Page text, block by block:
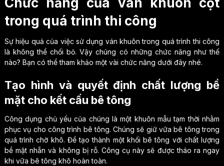
trong quá trình thi công
Sự hiệu quả của việc sử dụng ván khuôn trong quá trình thi công
là không thể chối bỏ. Vậy chúng có những chức năng như thế
nào? Bạn có thể tham khảo một vài chức năng dưới đây nhé.
Tạo hình và quyết định chất lượng bề
mặt cho kết cấu bê tông
Công dụng chủ yếu của chúng là một khuôn mẫu tạm thời nhằm
phục vụ cho công trình bê tông. Chúng sẽ giữ vữa bê tông trong
quá trình chờ khô. Để tạo thành một khối bê tông với chất lượng
bề mặt nhẵn và không bị rỗ. Công cụ này sẽ được tháo ra ngay
khi vữa bê tông khô hoàn toàn.